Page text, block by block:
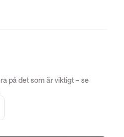
på det som är viktigt – se